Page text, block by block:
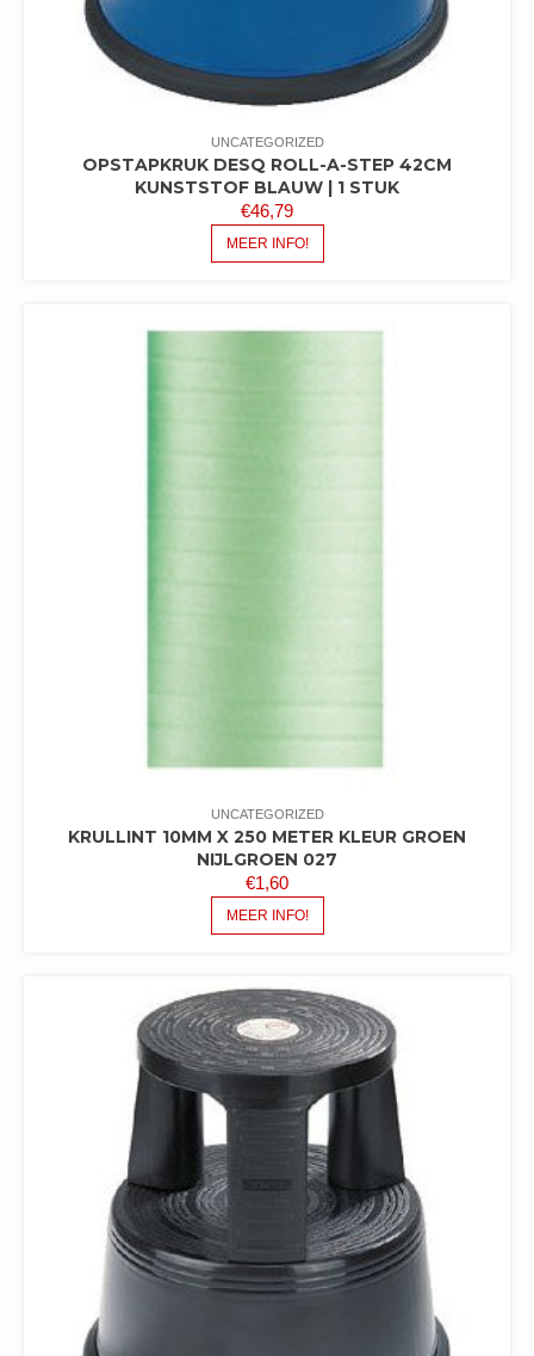
UNCATEGORIZED
OPSTAPKRUK DESQ ROLL-A-STEP 42CM
KUNSTSTOF BLAUW | 1 STUK
€46,79
MEER INFO!
UNCATEGORIZED
KRULLINT 10MM X 250 METER KLEUR GROEN
NIJLGROEN 027
€1,60
MEER INFO!